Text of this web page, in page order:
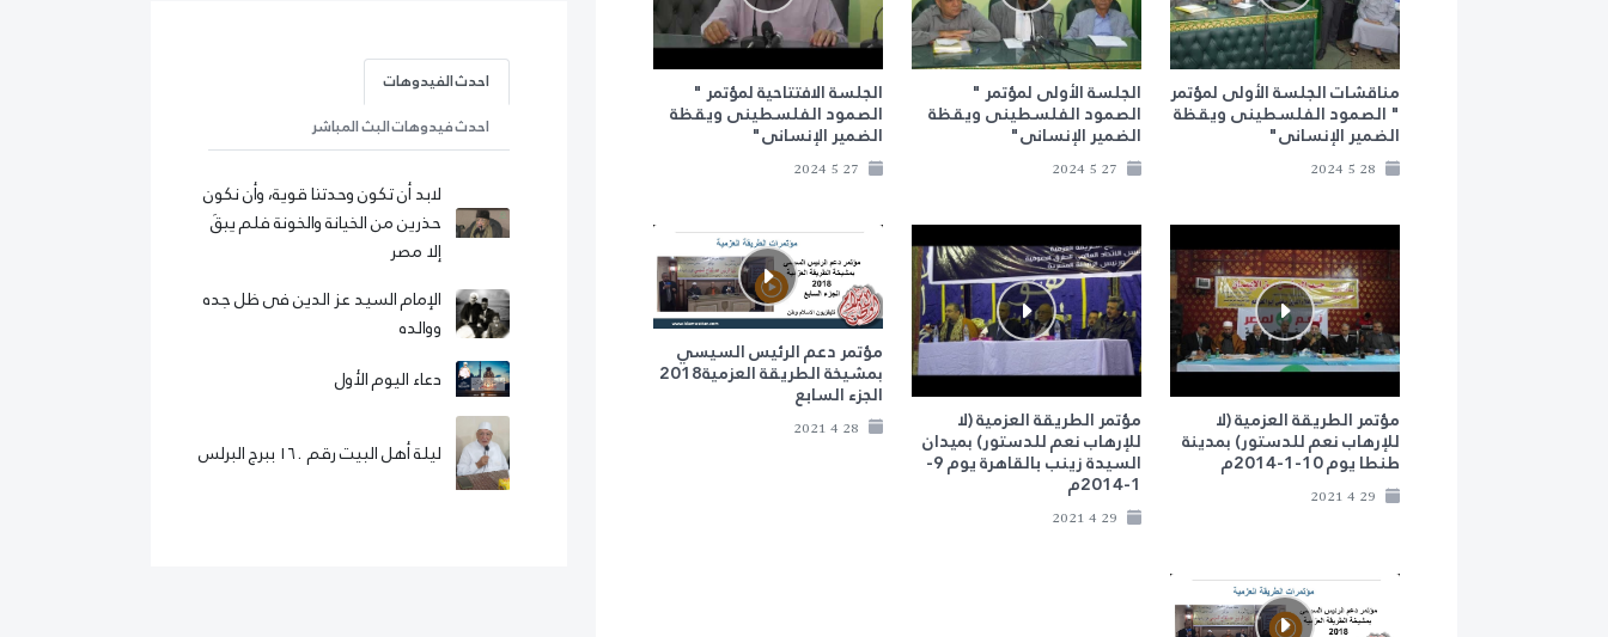
مناقشات الجلسة الأولى لمؤتمر
" الصمود الفلسطينى ويقظة
الضمير الإنسانى"
الجلسة الأولى لمؤتمر "
الصمود الفلسطينى ويقظة
الضمير الإنسانى"
الجلسة الافتتاحية لمؤتمر "
الصمود الفلسطينى ويقظة
الضمير الإنسانى"
مؤتمر الطريقة العزمية (لا
للإرهاب نعم للدستور) بمدينة
طنطا يوم 10-1-2014م
مؤتمر الطريقة العزمية (لا
للإرهاب نعم للدستور) بميدان
السيدة زينب بالقاهرة يوم 9-
1-2014م
مؤتمر دعم الرئيس السيسي
بمشيخة الطريقة العزمية2018
الجزء السابع
احدث الفيدوهات
احدث فيدوهات البث المباشر
لابد أن تكون وحدتنا قوية، وأن نكون
حذرين من الخيانة والخونة فلم يبقَ
إلا مصر
الإمام السيد عز الدين فى ظل جده
ووالده
دعاء اليوم الأول
ليلة أهل البيت رقم ١٦٠ ببرج البرلس